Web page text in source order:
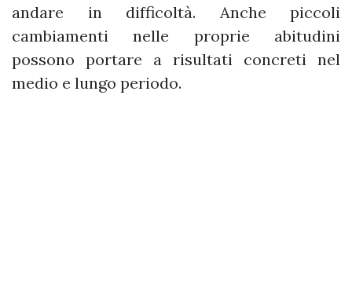
andare in difficoltà. Anche piccoli
cambiamenti nelle proprie abitudini
possono portare a risultati concreti nel
medio e lungo periodo. ​​​​​